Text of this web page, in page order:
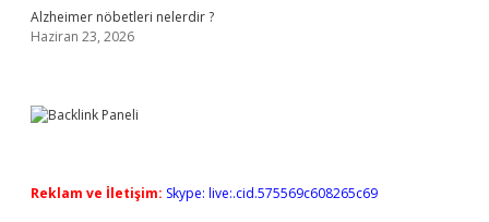
Alzheimer nöbetleri nelerdir ?
Haziran 23, 2026
Reklam ve İletişim: Skype: live:.cid.575569c608265c69